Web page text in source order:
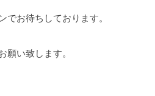
でお待ちしております。
願い致します。